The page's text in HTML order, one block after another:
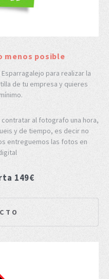
menos posible
para realizar la
de tu empresa y quieres
al fotografo una hora,
y de tiempo, es decir no
entreguemos las fotos en
149€